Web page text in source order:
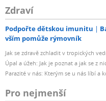
Zdraví
Podpořte dětskou imunitu
vším pomůže rýmovník
Jak se zdravě zchladit v tropických
Úpal a úžeh: Jak je poznat a jak se z
Parazité v nás: Kterým se u nás líbí a
Pro nejmenší